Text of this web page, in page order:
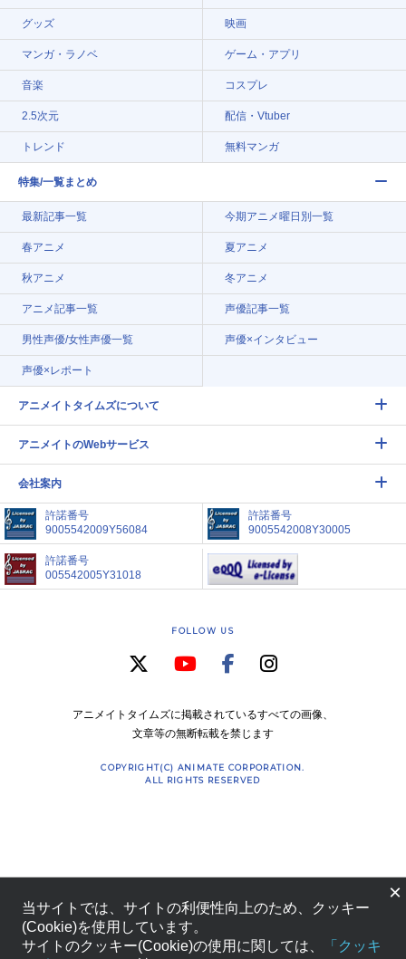
グッズ 映画
マンガ・ラノベ ゲーム・アプリ
音楽 コスプレ
2.5次元 配信・Vtuber
トレンド 無料マンガ
特集/一覧まとめ
最新記事一覧 今期アニメ曜日別一覧
春アニメ 夏アニメ
秋アニメ 冬アニメ
アニメ記事一覧 声優記事一覧
男性声優/女性声優一覧 声優×インタビュー
声優×レポート
アニメイトタイムズについて
アニメイトのWebサービス
会社案内
許諾番号
9005542009Y56084
許諾番号
9005542008Y30005
許諾番号
005542005Y31018
FOLLOW US
アニメイトタイムズに掲載されているすべての画像、
文章等の無断転載を禁じます
COPYRIGHT(C) ANIMATE CORPORATION.
ALL RIGHTS RESERVED
×
当サイトでは、サイトの利便性向上のため、クッキー
(Cookie)を使用しています。
サイトのクッキー(Cookie)の使用に関しては、
「クッキ